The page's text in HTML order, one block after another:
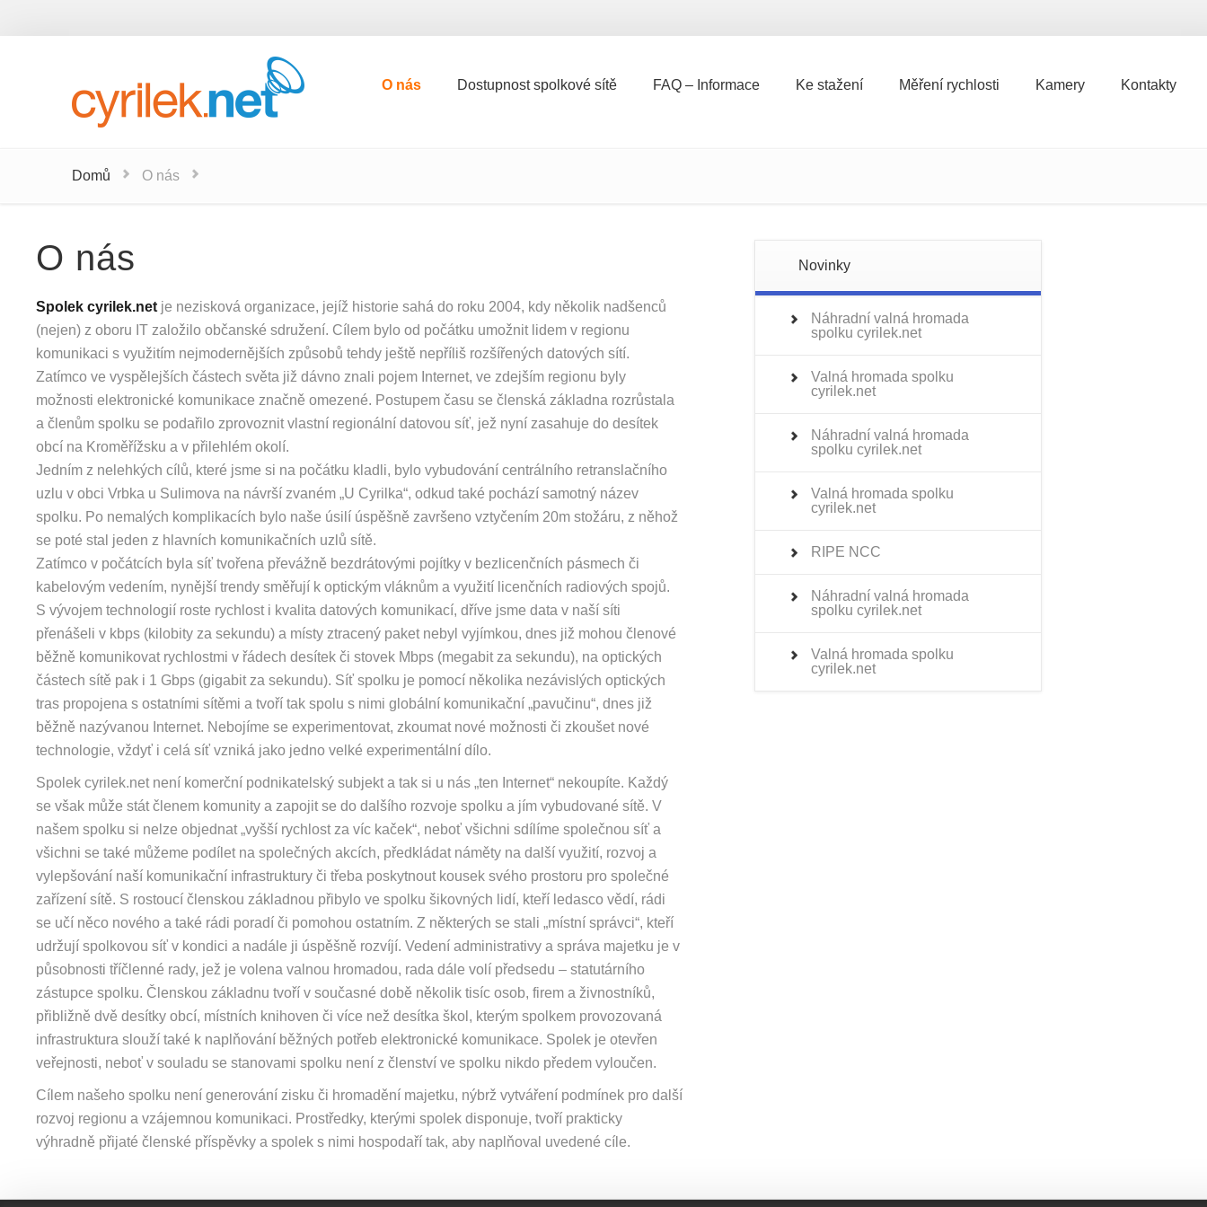
O nás Dostupnost spolkové sítě FAQ – Informace Ke stažení Měření rychlosti Kamery Kontakty
Domů O nás
O nás
Spolek cyrilek.net je nezisková organizace, jejíž historie sahá do roku 2004, kdy několik nadšenců
(nejen) z oboru IT založilo občanské sdružení. Cílem bylo od počátku umožnit lidem v regionu
komunikaci s využitím nejmodernějších způsobů tehdy ještě nepříliš rozšířených datových sítí.
Zatímco ve vyspělejších částech světa již dávno znali pojem Internet, ve zdejším regionu byly
možnosti elektronické komunikace značně omezené. Postupem času se členská základna rozrůstala
a členům spolku se podařilo zprovoznit vlastní regionální datovou síť, jež nyní zasahuje do desítek
obcí na Kroměřížsku a v přilehlém okolí.
Jedním z nelehkých cílů, které jsme si na počátku kladli, bylo vybudování centrálního retranslačního
uzlu v obci Vrbka u Sulimova na návrší zvaném „U Cyrilka“, odkud také pochází samotný název
spolku. Po nemalých komplikacích bylo naše úsilí úspěšně završeno vztyčením 20m stožáru, z něhož
se poté stal jeden z hlavních komunikačních uzlů sítě.
Zatímco v počátcích byla síť tvořena převážně bezdrátovými pojítky v bezlicenčních pásmech či
kabelovým vedením, nynější trendy směřují k optickým vláknům a využití licenčních radiových spojů.
S vývojem technologií roste rychlost i kvalita datových komunikací, dříve jsme data v naší síti
přenášeli v kbps (kilobity za sekundu) a místy ztracený paket nebyl vyjímkou, dnes již mohou členové
běžně komunikovat rychlostmi v řádech desítek či stovek Mbps (megabit za sekundu), na optických
částech sítě pak i 1 Gbps (gigabit za sekundu). Síť spolku je pomocí několika nezávislých optických
tras propojena s ostatními sítěmi a tvoří tak spolu s nimi globální komunikační „pavučinu“, dnes již
běžně nazývanou Internet. Nebojíme se experimentovat, zkoumat nové možnosti či zkoušet nové
technologie, vždyť i celá síť vzniká jako jedno velké experimentální dílo.
Spolek cyrilek.net není komerční podnikatelský subjekt a tak si u nás „ten Internet“ nekoupíte. Každý
se však může stát členem komunity a zapojit se do dalšího rozvoje spolku a jím vybudované sítě. V
našem spolku si nelze objednat „vyšší rychlost za víc kaček“, neboť všichni sdílíme společnou síť a
všichni se také můžeme podílet na společných akcích, předkládat náměty na další využití, rozvoj a
vylepšování naší komunikační infrastruktury či třeba poskytnout kousek svého prostoru pro společné
zařízení sítě. S rostoucí členskou základnou přibylo ve spolku šikovných lidí, kteří ledasco vědí, rádi
se učí něco nového a také rádi poradí či pomohou ostatním. Z některých se stali „místní správci“, kteří
udržují spolkovou síť v kondici a nadále ji úspěšně rozvíjí. Vedení administrativy a správa majetku je v
působnosti tříčlenné rady, jež je volena valnou hromadou, rada dále volí předsedu – statutárního
zástupce spolku. Členskou základnu tvoří v současné době několik tisíc osob, firem a živnostníků,
přibližně dvě desítky obcí, místních knihoven či více než desítka škol, kterým spolkem provozovaná
infrastruktura slouží také k naplňování běžných potřeb elektronické komunikace. Spolek je otevřen
veřejnosti, neboť v souladu se stanovami spolku není z členství ve spolku nikdo předem vyloučen.
Cílem našeho spolku není generování zisku či hromadění majetku, nýbrž vytváření podmínek pro další
rozvoj regionu a vzájemnou komunikaci. Prostředky, kterými spolek disponuje, tvoří prakticky
výhradně přijaté členské příspěvky a spolek s nimi hospodaří tak, aby naplňoval uvedené cíle.
Novinky
Náhradní valná hromada
spolku cyrilek.net
Valná hromada spolku
cyrilek.net
Náhradní valná hromada
spolku cyrilek.net
Valná hromada spolku
cyrilek.net
RIPE NCC
Náhradní valná hromada
spolku cyrilek.net
Valná hromada spolku
cyrilek.net